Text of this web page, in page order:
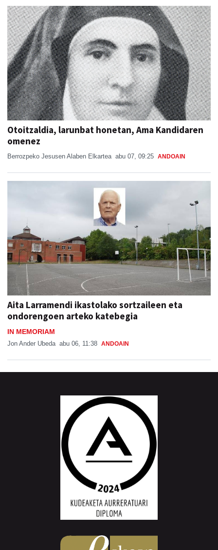
Otoitzaldia, larunbat honetan, Ama Kandidaren
omenez
Berrozpeko Jesusen Alaben Elkartea abu 07, 09:25 ANDOAIN
Aita Larramendi ikastolako sortzaileen eta
ondorengoen arteko katebegia
IN MEMORIAM
Jon Ander Ubeda abu 06, 11:38 ANDOAIN